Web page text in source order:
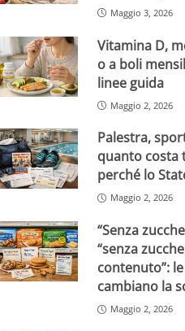
Maggio 3, 2026
Vitamina D,
o a boli
linee guida
Maggio 2, 2026
Palestra,
quanto costa
perché lo
Maggio 2, 2026
“Senza
“senza
contenuto”:
cambiano la
Maggio 2, 2026